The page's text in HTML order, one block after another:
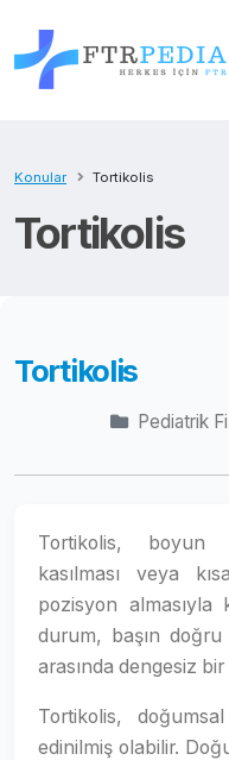
Tortikolis
Konular Tortikolis
Tortikolis
Pediatrik
Tortikolis, boyun
kasılması veya
pozisyon almasıyla
durum, başın
arasında dengesiz
Tortikolis,
edinilmiş olabilir.